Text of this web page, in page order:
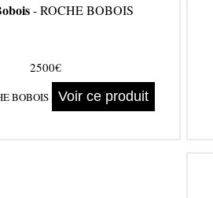
- ROCHE BOBOIS
2500€
BOBOIS Voir ce produit